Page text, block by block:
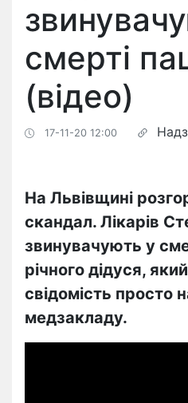
смерті
(відео)
17-11-20 12:00
На Львівщині
скандал. Лікарів
звинувачують у
річного дідуся,
свідомість просто
медзакладу.